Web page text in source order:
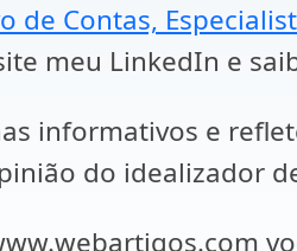
de Contas,
meu LinkedIn e
informativos e
do idealizador